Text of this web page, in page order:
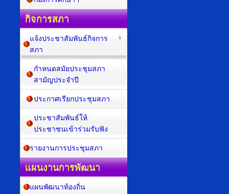
กิจการสภา
แจ้งประชาสัมพันธ์กิจการ
สภา
กำหนดสมัยประชุมสภา
สามัญประจำปี
ประกาศเรียกประชุมสภา
ประชาสัมพันธ์ให้
ประชาชนเข้าร่วมรับฟัง
รายงานการประชุมสภา
แผนงานการพัฒนา
แผนพัฒนาท้องถิ่น